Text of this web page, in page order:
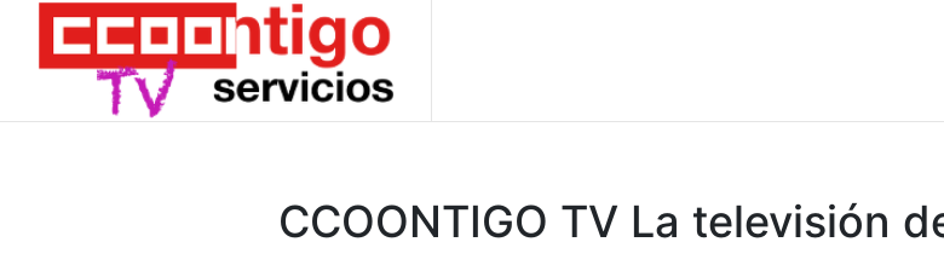
CCOONTIGO TV La televisión